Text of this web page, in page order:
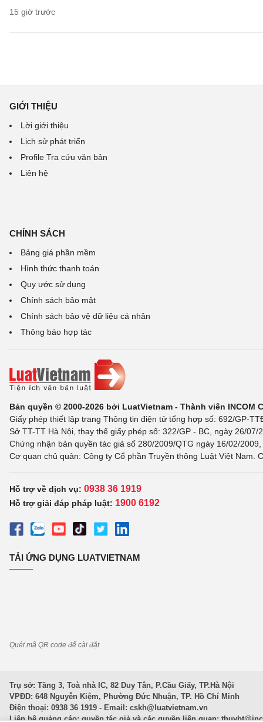
15 giờ trước
GIỚI THIỆU
Lời giới thiệu
Lịch sử phát triển
Profile Tra cứu văn bản
Liên hệ
CHÍNH SÁCH
Bảng giá phần mềm
Hình thức thanh toán
Quy ước sử dụng
Chính sách bảo mật
Chính sách bảo vệ dữ liệu cá nhân
Thông báo hợp tác
Bản quyền © 2000-2026 bởi LuatVietnam - Thành viên INCOM
Giấy phép thiết lập trang Thông tin điện tử tổng hợp số: 692/GP-
Sở TT-TT Hà Nội, thay thế giấy phép số: 322/GP - BC, ngày 26/
Chứng nhận bản quyền tác giả số 280/2009/QTG ngày 16/02/
Cơ quan chủ quản: Công ty Cổ phần Truyền thông Luật Việt Nam.
Hỗ trợ về dịch vụ: 0938 36 1919
Hỗ trợ giải đáp pháp luật: 1900 6192
TẢI ỨNG DỤNG LUATVIETNAM
Quét mã QR code để cài đặt
Trụ sở: Tầng 3, Toà nhà IC, 82 Duy Tân, P.Cầu Giấy, TP.Hà Nội
VPĐD: 648 Nguyễn Kiệm, Phường Đức Nhuận, TP. Hồ Chí Minh
Điện thoại: 0938 36 1919 - Email: cskh@luatvietnam.vn
Liên hệ quảng cáo; quyền tác giả và các quyền liên quan: